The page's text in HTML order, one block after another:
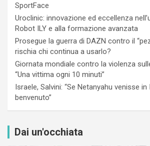
SportFace
Uroclinic: innovazione ed eccellenza
Robot ILY e alla formazione avanzata
Prosegue la guerra di DAZN contro il
rischia chi continua a usarlo?
Giornata mondiale contro la violenza
“Una vittima ogni 10 minuti”
Israele, Salvini: “Se Netanyahu venisse
benvenuto”
Dai un'occhiata